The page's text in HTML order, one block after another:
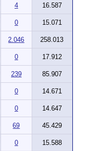
4
16.587
0
15.071
2.046
258.013
0
17.912
239
85.907
0
14.671
0
14.647
69
45.429
0
15.588